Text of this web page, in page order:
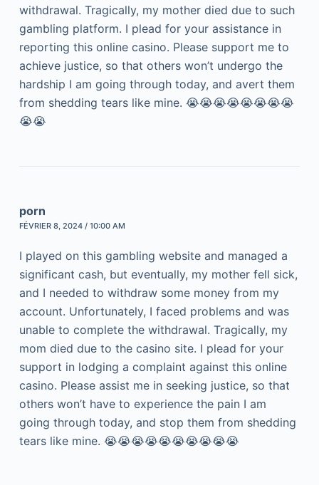
withdrawal. Tragically, my mother died due to such
gambling platform. I plead for your assistance in
reporting this online casino. Please support me to
achieve justice, so that others won’t undergo the
hardship I am going through today, and avert them
from shedding tears like mine. 😭😭😭😭😭😭😭😭
😭😭
porn
FÉVRIER 8, 2024 / 10:00 AM
I played on this gambling website and managed a
significant cash, but eventually, my mother fell sick,
and I needed to withdraw some money from my
account. Unfortunately, I faced problems and was
unable to complete the withdrawal. Tragically, my
mom died due to the casino site. I plead for your
support in lodging a complaint against this online
casino. Please assist me in seeking justice, so that
others won’t have to experience the pain I am
going through today, and stop them from shedding
tears like mine. 😭😭😭😭😭😭😭😭😭😭